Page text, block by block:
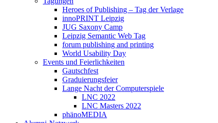
Heroes of Publishing – Tag der Verlage
innoPRINT Leipzig
JUG Saxony Camp
Leipzig Semantic Web Tag
forum publishing and printing
World Usability Day
Events und Feierlichkeiten
Gautschfest
Graduierungsfeier
Lange Nacht der Computerspiele
LNC 2022
LNC Masters 2022
phänoMEDIA